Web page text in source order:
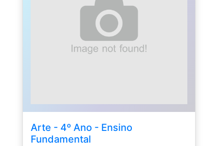
Arte - 4º Ano - Ensino
Fundamental